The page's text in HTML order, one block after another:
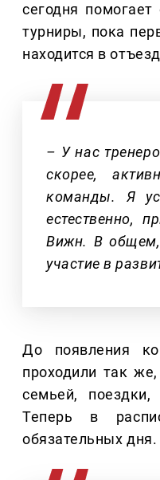
сегодня
турниры, пока
находится в
– У нас
скорее,
команды. Я
естественно,
Вижн. В
участие в
До появления
проходили так
семьей,
Теперь в
обязательных дня.